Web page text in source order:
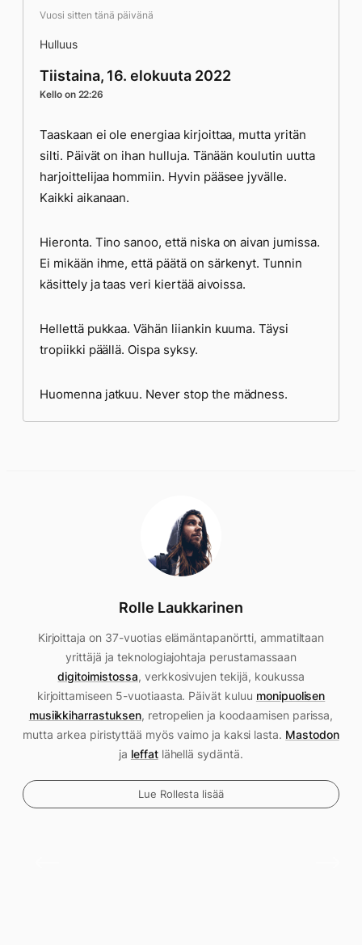
Vuosi sitten tänä päivänä
Hulluus
Tiistaina, 16. elokuuta 2022
Kello on 22:26
Taaskaan ei ole energiaa kirjoittaa, mutta yritän
silti. Päivät on ihan hulluja. Tänään koulutin uutta
harjoittelijaa hommiin. Hyvin pääsee jyvälle.
Kaikki aikanaan.
Hieronta. Tino sanoo, että niska on aivan jumissa.
Ei mikään ihme, että päätä on särkenyt. Tunnin
käsittely ja taas veri kiertää aivoissa.
Hellettä pukkaa. Vähän liiankin kuuma. Täysi
tropiikki päällä. Oispa syksy.
Huomenna jatkuu. Never stop the mädness.
Rolle Laukkarinen
Kirjoittaja on 37-vuotias elämäntapanörtti, ammatiltaan
yrittäjä ja teknologiajohtaja perustamassaan
digitoimistossa, verkkosivujen tekijä, koukussa
kirjoittamiseen 5-vuotiaasta. Päivät kuluu monipuolisen
musiikkiharrastuksen, retropelien ja koodaamisen parissa,
mutta arkea piristyttää myös vaimo ja kaksi lasta. Mastodon
ja leffatlähellä sydäntä.
Lue Rollesta lisää